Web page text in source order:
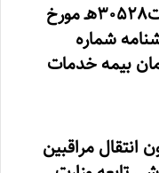
ابطال تصويب نامه شماره 5255/ت30528هـ مورخ
شماره
ب مورخ 14/2/82 سازمان بيمه خدمات
قانون انتقال مراقبين